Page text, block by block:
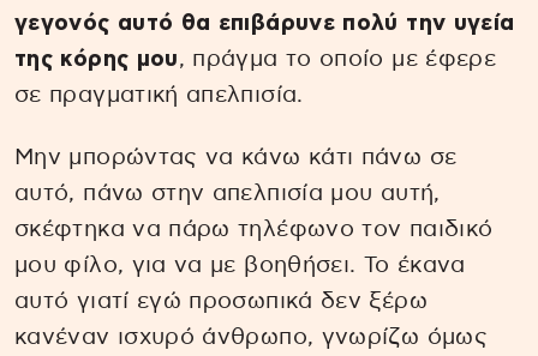
γεγονός αυτό θα επιβάρυνε πολύ την υγεία
της κόρης μου, πράγμα το οποίο με έφερε
σε πραγματική απελπισία.
Μην μπορώντας να κάνω κάτι πάνω σε
αυτό, πάνω στην απελπισία μου αυτή,
σκέφτηκα να πάρω τηλέφωνο τον παιδικό
μου φίλο, για να με βοηθήσει. Το έκανα
αυτό γιατί εγώ προσωπικά δεν ξέρω
κανέναν ισχυρό άνθρωπο, γνωρίζω όμως